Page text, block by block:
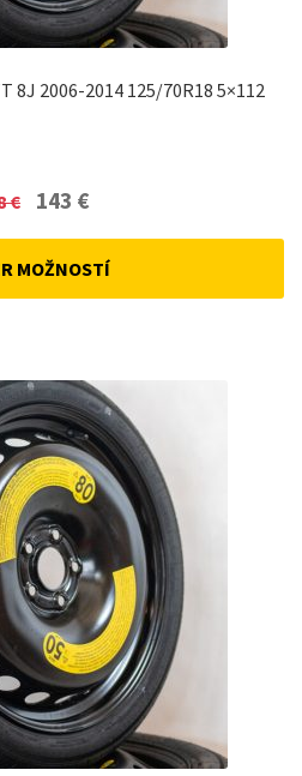
8J 2006-2014 125/70R18 5×112
€
Original
was:
143 €Current
MOŽNOSTÍ